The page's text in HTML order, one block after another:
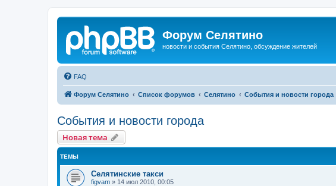
Форум Селятино
новости и события Селятино, обсуждение жителей
FAQ
Форум Селятино Список форумов Селятино События и новости города
События и новости города
Новая тема
ТЕМЫ
Селятинские такси
figvam » 14 июл 2010, 00:05